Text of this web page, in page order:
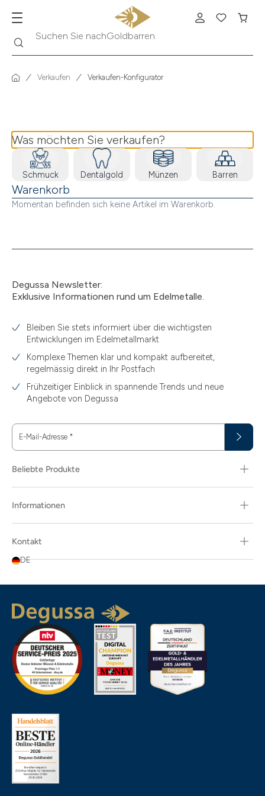
Suchen Sie nachGoldbarren
Verkaufen Verkaufen-Konfigurator
Degussa Newsletter:
Exklusive Informationen rund um Edelmetalle.
Bleiben Sie stets informiert über die wichtigsten
Entwicklungen im Edelmetallmarkt
Komplexe Themen klar und kompakt aufbereitet,
regelmässig direkt in Ihr Postfach
Frühzeitiger Einblick in spannende Trends und neue
Angebote von Degussa
E-Mail-Adresse *
Beliebte Produkte
Informationen
Kontakt
DE